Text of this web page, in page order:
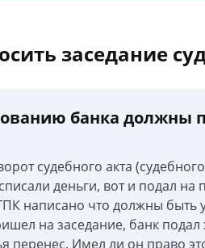
заседание
банка должны
судебного акта
деньги, вот и подал на
написано что должны быть
на заседание, банк подал
перенес. Имел ли он право